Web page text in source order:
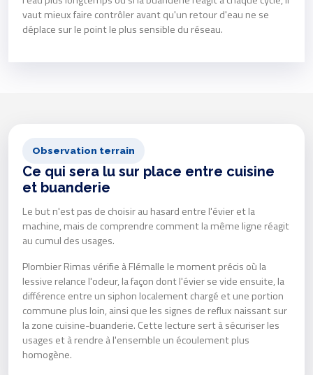
vaut mieux faire contrôler avant qu'un retour d'eau ne se
déplace sur le point le plus sensible du réseau.
Observation terrain
Ce qui sera lu sur place entre cuisine
et buanderie
Le but n'est pas de choisir au hasard entre l'évier et la
machine, mais de comprendre comment la même ligne réagit
au cumul des usages.
Plombier Rimas vérifie à Flémalle le moment précis où la
lessive relance l'odeur, la façon dont l'évier se vide ensuite, la
différence entre un siphon localement chargé et une portion
commune plus loin, ainsi que les signes de reflux naissant sur
la zone cuisine-buanderie. Cette lecture sert à sécuriser les
usages et à rendre à l'ensemble un écoulement plus
homogène.